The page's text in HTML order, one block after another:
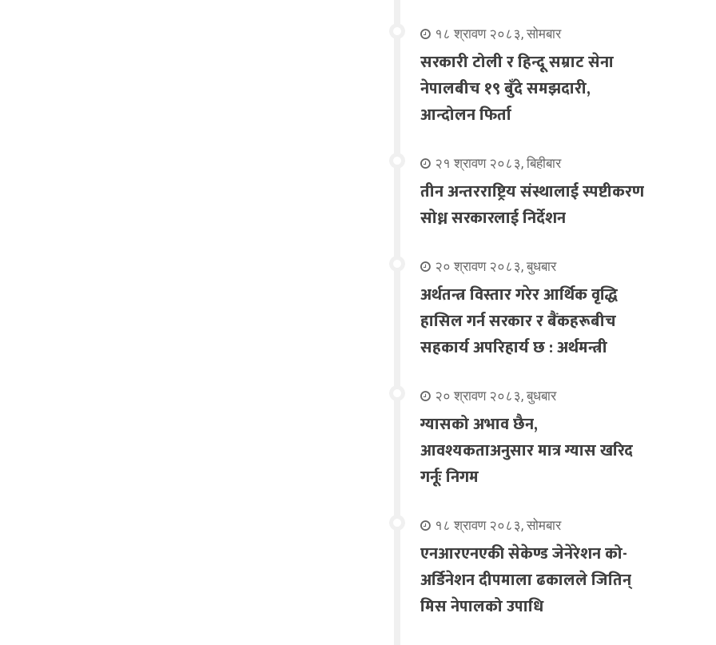
१८ श्रावण २०८३, सोमबार
सरकारी टोली र हिन्दू सम्राट सेना
नेपालबीच १९ बुँदे समझदारी,
आन्दोलन फिर्ता
२१ श्रावण २०८३, बिहीबार
तीन अन्तरराष्ट्रिय संस्थालाई स्पष्टीकरण
सोध्न सरकारलाई निर्देशन
२० श्रावण २०८३, बुधबार
अर्थतन्त्र विस्तार गरेर आर्थिक वृद्धि
हासिल गर्न सरकार र बैंकहरूबीच
सहकार्य अपरिहार्य छ : अर्थमन्त्री
२० श्रावण २०८३, बुधबार
ग्यासको अभाव छैन,
आवश्यकताअनुसार मात्र ग्यास खरिद
गर्नूः निगम
१८ श्रावण २०८३, सोमबार
एनआरएनएकी सेकेण्ड जेनेरेशन को-
अर्डिनेशन दीपमाला ढकालले जितिन्
मिस नेपालको उपाधि